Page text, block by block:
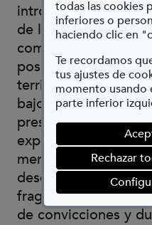
todas las cookies
inferiores o
haciendo clic en
Te recordamos
tus ajustes de
momento usando
parte inferior
Rechazar
introducirnos, al
de lo que nos es
como tal, abriendo
posibilidades,
territorios espacio-
bajo nuevas ópticas
presentes tanto
experiencia vivida,
memoria, retazos de
deseo, grandes
fragmentos de
de convicciones y